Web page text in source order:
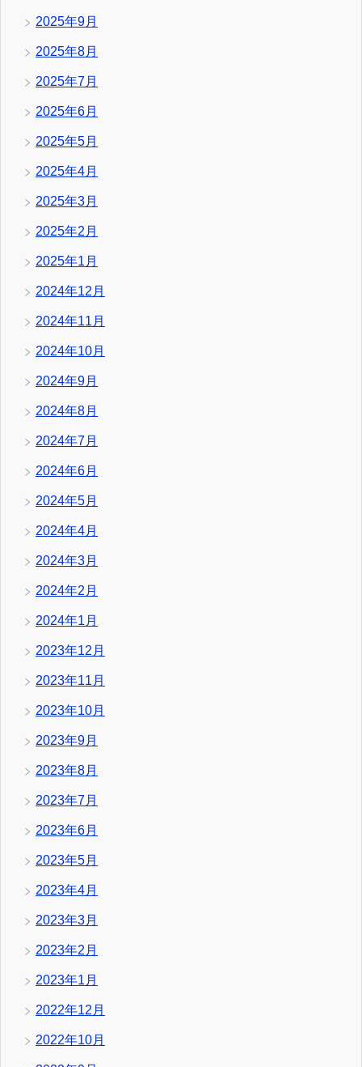
2025年9月
2025年8月
2025年7月
2025年6月
2025年5月
2025年4月
2025年3月
2025年2月
2025年1月
2024年12月
2024年11月
2024年10月
2024年9月
2024年8月
2024年7月
2024年6月
2024年5月
2024年4月
2024年3月
2024年2月
2024年1月
2023年12月
2023年11月
2023年10月
2023年9月
2023年8月
2023年7月
2023年6月
2023年5月
2023年4月
2023年3月
2023年2月
2023年1月
2022年12月
2022年10月